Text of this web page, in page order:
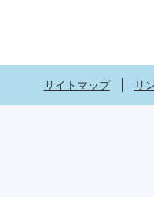
サイトマップ リ